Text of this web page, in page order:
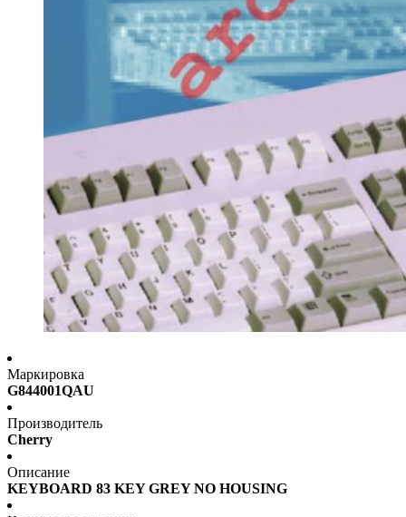
Маркировка
G844001QAU
Производитель
Cherry
Описание
KEYBOARD 83 KEY GREY NO HOUSING